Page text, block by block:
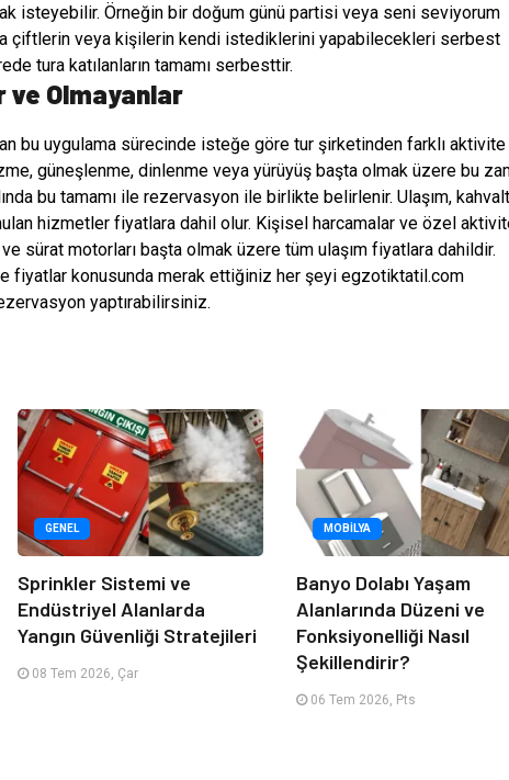
isteyebilir. Örneğin bir doğum günü partisi veya seni seviyorum
çiftlerin veya kişilerin kendi istediklerini yapabilecekleri serbest
tura katılanların tamamı serbesttir.
ve Olmayanlar
bu uygulama sürecinde isteğe göre tur şirketinden farklı aktivite
güneşlenme, dinlenme veya yürüyüş başta olmak üzere bu
bu tamamı ile rezervasyon ile birlikte belirlenir. Ulaşım,
hizmetler fiyatlara dahil olur. Kişisel harcamalar ve özel
sürat motorları başta olmak üzere tüm ulaşım fiyatlara dahildir.
fiyatlar konusunda merak ettiğiniz her şeyi egzotiktatil.com
yaptırabilirsiniz.
GENEL
Sprinkler Sistemi ve
Endüstriyel Alanlarda
Yangın Güvenliği Stratejileri
08 Tem 2026, Çar
MOBILYA
Banyo Dolabı Yaşam
Alanlarında Düzeni ve
Fonksiyonelliği Nasıl
Şekillendirir?
06 Tem 2026, Pts